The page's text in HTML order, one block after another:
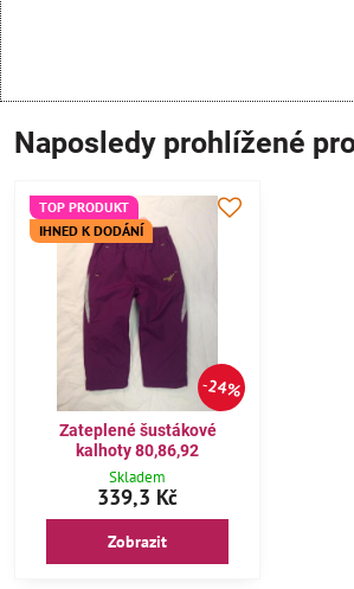
Naposledy prohlížené
24%
TOP PRODUKT
IHNED K DODÁNÍ
Zateplené šustákové
kalhoty 80,86,92
Skladem
339,3 Kč
Zobrazit